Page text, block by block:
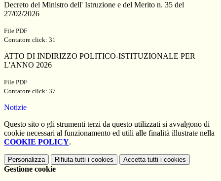
Decreto del Ministro dell' Istruzione e del Merito n. 35 del
27/02/2026
File PDF
Contatore click: 31
ATTO DI INDIRIZZO POLITICO-ISTITUZIONALE PER
L'ANNO 2026
File PDF
Contatore click: 37
Notizie
Questo sito o gli strumenti terzi da questo utilizzati si avvalgono di
cookie necessari al funzionamento ed utili alle finalità illustrate nella
COOKIE POLICY.
Personalizza Rifiuta tutti i cookies Accetta tutti i cookies
Gestione cookie